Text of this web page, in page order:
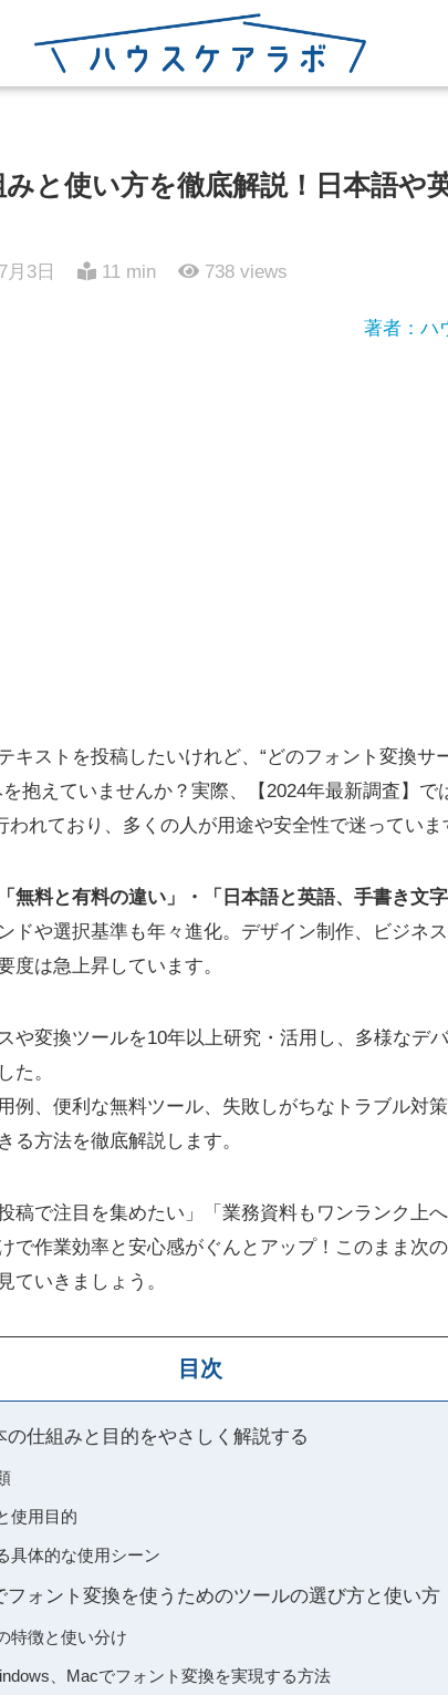
と使い方を徹底解説！日本語や
月3日 11 min 738 views
著者：ハ
キストを投稿したいけれど、“どのフォント変換サ
抱えていませんか？実際、【2024年最新調査】で
われており、多くの人が用途や安全性で迷っていま
無料と有料の違い」・「日本語と英語、手書き文
ドや選択基準も年々進化。デザイン制作、ビジネ
度は急上昇しています。
や変換ツールを10年以上研究・活用し、多様なデ
た。
例、便利な無料ツール、失敗しがちなトラブル対
る方法を徹底解説します。
稿で注目を集めたい」「業務資料もワンランク上
で作業効率と安心感がぐんとアップ！このまま次
ていきましょう。
目次
仕組みと目的をやさしく解説する
使用目的
具体的な使用シーン
フォント変換を使うためのツールの選び方と使い方
特徴と使い分け
、Macでフォント変換を実現する方法